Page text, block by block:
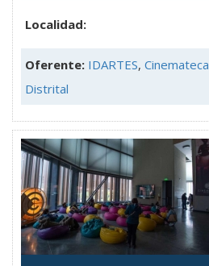
Localidad:
Oferente: IDARTES, Cinemateca
Distrital